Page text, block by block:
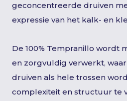
geconcentreerde druiven
expressie van het kalk- en
De 100% Tempranillo wordt
en zorgvuldig verwerkt,
druiven als hele trossen
complexiteit en structuur te